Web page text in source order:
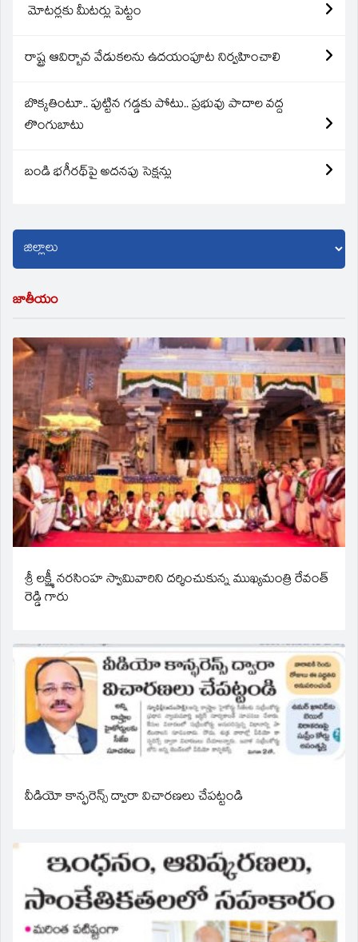
మోటర్లకు మీటర్లు పెట్టం
రాష్ట్ర ఆవిర్బావ వేడుకలను ఉదయంపూట నిర్వహించాలి
బొక్కతింటూ.. పుట్టిన గడ్డకు పోటు.. ప్రభువు పాదాల వద్ద
లొంగుబాటు
బండి భగీరథ్‌పై అదనపు సెక్షన్లు
జాతీయం
శ్రీ లక్ష్మీ నరసింహ స్వామివారిని దర్శించుకున్న ముఖ్యమంత్రి రేవంత్
రెడ్డి గారు
వీడియో కాన్ఫరెన్స్ ద్వారా విచారణలు చేపట్టండి